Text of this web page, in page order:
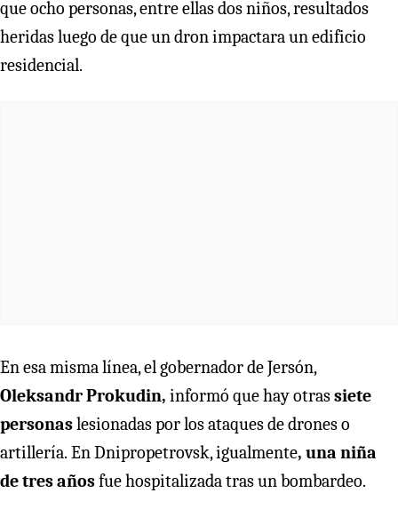
que ocho personas, entre ellas dos niños, resultados
heridas luego de que un dron impactara un edificio
residencial.
En esa misma línea, el gobernador de Jersón,
Oleksandr Prokudin, informó que hay otrassiete
personaslesionadas por los ataques de drones o
artillería. En Dnipropetrovsk, igualmente, una niña
de tres añosfue hospitalizada tras un bombardeo.